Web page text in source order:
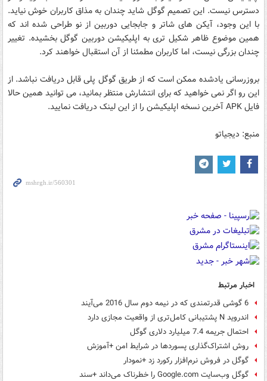
دسترس نیست. این تصمیم گوگل شاید چندان به مذاق کاربران خوش نیاید.
با این وجود،‌ آیکن های شاتر و جابجایی دوربین از نو طراحی شده اند که
همین موضوع ظاهر شکیل تری به اپلیکیشن دوربین گوگل بخشیده. تغییر
چندان بزرگی نیست، اما کاربران مطمئنا از آن استقبال خواهند کرد.
بروزرسانی یادشده ممکن است که از طریق گوگل پلی قابل دریافت نباشد. از
این رو اگر نمی خواهید که برای انتشارش منتظر بمانید، می توانید همین حالا
فایل APK آخرین نسخه اپلیکیشن را از این لینک دریافت نمایید.
منبع: دیجیاتو
اخبار مرتبط
6 گوشی قدرتمندی که در نیمه‌ دوم سال 2016 می‌آیند
اندروید N پشتیبانی کامل‌تری از واقعیت مجازی دارد
احتمال جریمه 7.4 میلیارد دلاری گوگل
روش اشتراک‌گذاری پسورد‌ها در شرایط امن +آموزش
گوگل در فروش نرم‌افزار رکورد زد +نمودار
گوگل وب‌سایت Google.com را خطرناک می‌داند +سند